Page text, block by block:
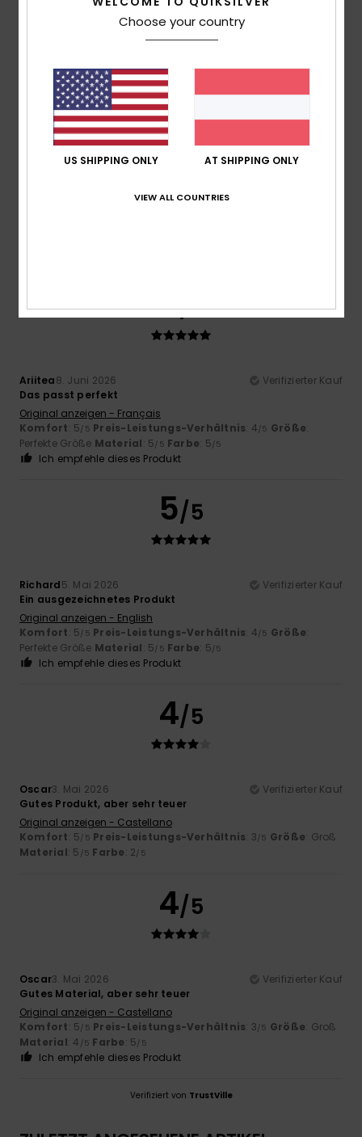
5 /5
5/5
Ariitea8. Juni 2026
Verifizierter Kauf
Das passt perfekt
Original anzeigen - Français
Komfort: 5/5 Preis-Leistungs-Verhältnis: 4/5 Größe:
Perfekte Größe Material: 5/5 Farbe: 5/5
Ich empfehle dieses Produkt
5/5
Richard5. Mai 2026
Verifizierter Kauf
Ein ausgezeichnetes Produkt
Original anzeigen - English
Komfort: 5/5 Preis-Leistungs-Verhältnis: 4/5 Größe:
Perfekte Größe Material: 5/5 Farbe: 5/5
Ich empfehle dieses Produkt
4/5
Oscar3. Mai 2026
Verifizierter Kauf
Gutes Produkt, aber sehr teuer
Original anzeigen - Castellano
Komfort: 5/5 Preis-Leistungs-Verhältnis: 3/5 Größe: Groß
Material: 5 /5 Farbe: 2/5
4/5
Oscar3. Mai 2026
Verifizierter Kauf
Gutes Material, aber sehr teuer
Original anzeigen - Castellano
Komfort: 5/5 Preis-Leistungs-Verhältnis: 3/5 Größe: Groß
Material: 4 /5 Farbe: 5/5
Ich empfehle dieses Produkt
Verifiziert von TrustVille
Choose your country
US SHIPPING ONLY AT SHIPPING ONLY
VIEW ALL COUNTRIES